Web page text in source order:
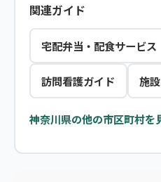
関連ガイド
宅配弁当・配食サービス
訪問看護ガイド 施
神奈川県の他の市区町村